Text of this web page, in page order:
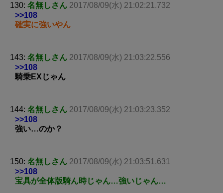
130: 名無しさん 2017/08/09(水) 21:02:21.732
>>108
確実に強いやん
143: 名無しさん 2017/08/09(水) 21:03:22.556
>>108
騎乗EXじゃん
144: 名無しさん 2017/08/09(水) 21:03:23.352
>>108
強い…のか？
150: 名無しさん 2017/08/09(水) 21:03:51.631
>>108
宝具が全体版騎ん時じゃん…強いじゃん…